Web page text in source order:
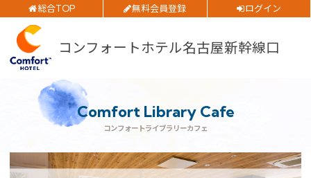
総合TOP 無料会員登録 ログイン
コンフォートホテル名古屋新幹線口
チェックイン日
チェックアウト日
部屋数
大人人数
Comfort Library Cafe
コンフォートライブラリーカフェ
公式Webサイトからのご予約
閉じる